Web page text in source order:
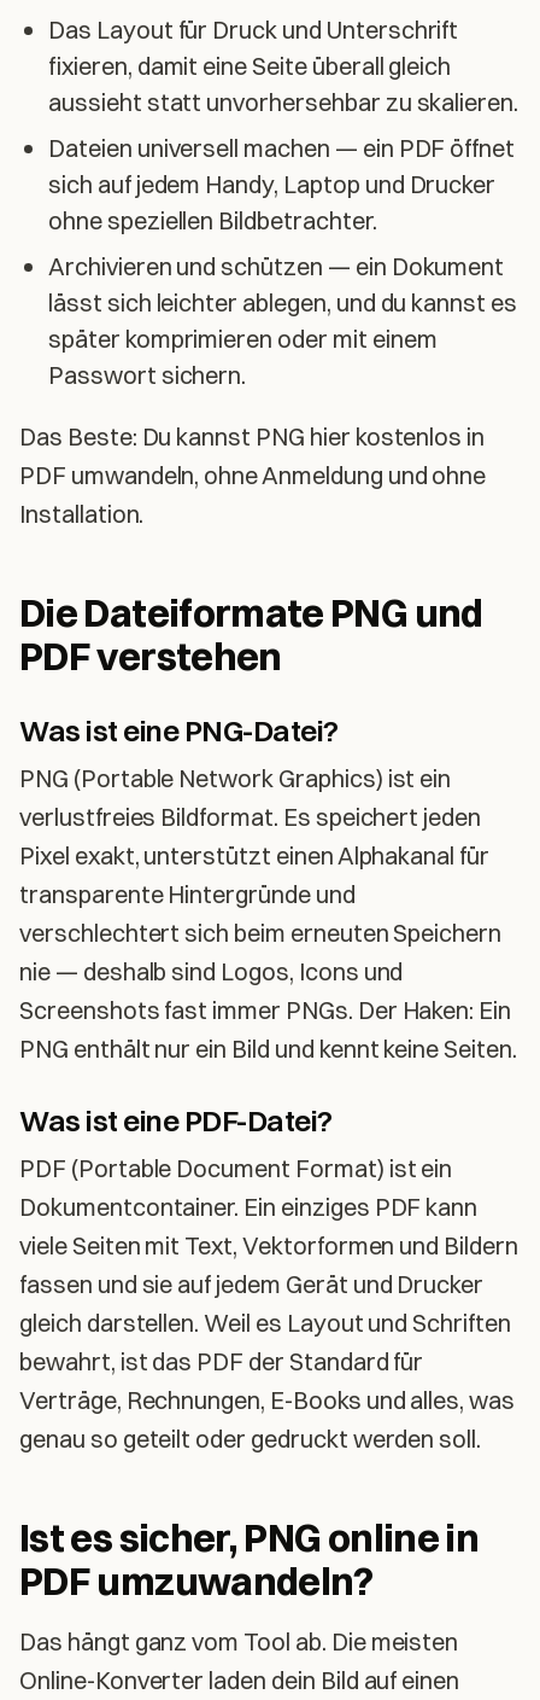
Das Layout für Druck und Unterschrift
fixieren, damit eine Seite überall gleich
aussieht statt unvorhersehbar zu skalieren.
Dateien universell machen — ein PDF öffnet
sich auf jedem Handy, Laptop und Drucker
ohne speziellen Bildbetrachter.
Archivieren und schützen — ein Dokument
lässt sich leichter ablegen, und du kannst es
später komprimieren oder mit einem
Passwort sichern.
Das Beste: Du kannst PNG hier kostenlos in
PDF umwandeln, ohne Anmeldung und ohne
Installation.
Die Dateiformate PNG und
PDF verstehen
Was ist eine PNG-Datei?
PNG (Portable Network Graphics) ist ein
verlustfreies Bildformat. Es speichert jeden
Pixel exakt, unterstützt einen Alphakanal für
transparente Hintergründe und
verschlechtert sich beim erneuten Speichern
nie — deshalb sind Logos, Icons und
Screenshots fast immer PNGs. Der Haken: Ein
PNG enthält nur ein Bild und kennt keine Seiten.
Was ist eine PDF-Datei?
PDF (Portable Document Format) ist ein
Dokumentcontainer. Ein einziges PDF kann
viele Seiten mit Text, Vektorformen und Bildern
fassen und sie auf jedem Gerät und Drucker
gleich darstellen. Weil es Layout und Schriften
bewahrt, ist das PDF der Standard für
Verträge, Rechnungen, E-Books und alles, was
genau so geteilt oder gedruckt werden soll.
Ist es sicher, PNG online in
PDF umzuwandeln?
Das hängt ganz vom Tool ab. Die meisten
Online-Konverter laden dein Bild auf einen